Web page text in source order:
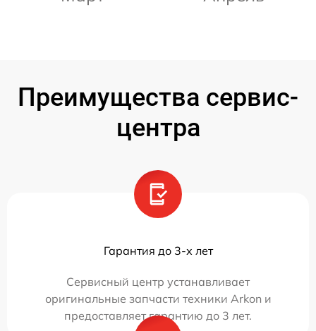
Преимущества сервис-
центра
Гарантия до 3-х лет
Сервисный центр устанавливает
оригинальные запчасти техники Arkon и
предоставляет гарантию до 3 лет.